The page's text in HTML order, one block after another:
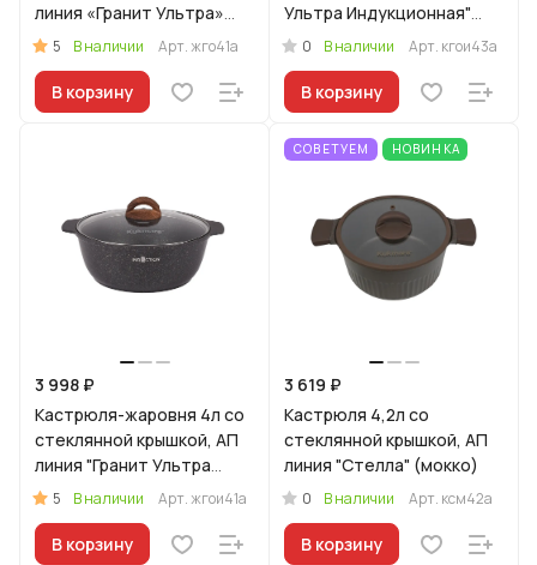
линия «Гранит Ультра»
(Оригинальный)
5 В наличии Арт.жго41а
В корзину
Ультра Индукционная"
(оригинальный)
0 В наличии Арт. кгои43а
В корзину
3 998 ₽
Кастрюля-жаровня 4л со
стеклянной крышкой, АП
линия "Гранит Ультра
Индукционная"
5 В наличии Арт.жгои41а
В корзину
СОВЕТУЕМ НОВИНКА
3 619 ₽
Кастрюля 4,2л со
стеклянной крышкой, АП
линия "Стелла" (мокко)
0 В наличии Арт. ксм42а
В корзину